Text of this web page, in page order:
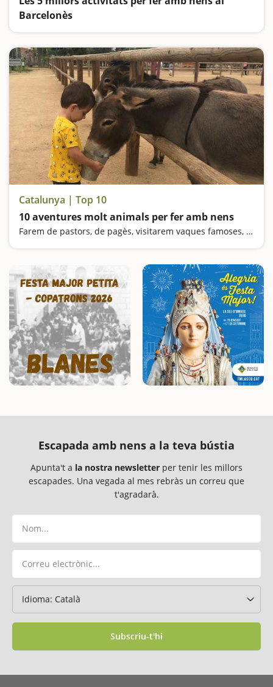
Barcelonès
Catalunya | Top 10
10 aventures molt animals per fer amb nens
Farem de pastors, de pagès, visitarem vaques famoses, aprendrem com es fan formatges, pujarem en cavalls i ponis, descobrirem petjades d'animals de fa 30 milions d'anys, pujarem en carros i descobrirem la fauna salvatge de la Vall d'Aran
Escapada amb nens a la teva bústia
Apunta't a la nostra newsletter per tenir les millors
escapades. Una vegada al mes rebràs un correu que
t'agradarà.
Subscriu-t'hi